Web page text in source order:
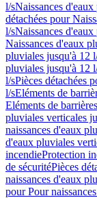
l/sNaissances
détachées pour
l/sNaissances
Naissances d'eaux
pluviales jusqu'à 12
pluviales jusqu'à 12
l/sPièces détachées
l/sEléments de
Eléments de
pluviales verticales
naissances d'eaux
d'eaux pluviales
incendieProtection
de sécuritéPièces
naissances d'eaux
pour Pour